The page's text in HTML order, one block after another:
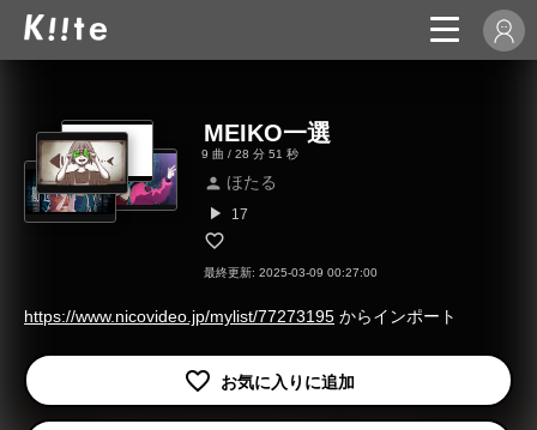
MEIKO一選
9 曲 / 28 分 51 秒
person ほたる
play_arrow 17
最終更新: 2025-03-09 00:27:00
https://www.nicovideo.jp/mylist/77273195 からインポート